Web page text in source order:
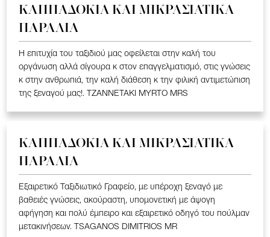
ΚΑΠΠΑΔΟΚΙΑ ΚΑΙ ΜΙΚΡΑΣΙΑΤΙΚΑ
ΠΑΡΑΛΙΑ
Η επιτυχία του ταξιδιού μας οφείλεται στην καλή του
οργάνωση αλλά σίγουρα κ στον επαγγελματισμό, στις γνώσεις
κ στην ανθρωπιά, την καλή διάθεση κ την φιλική αντιμετώπιση
της ξεναγού μας!. TZANNETAKI MYRTO MRS
ΚΑΠΠΑΔΟΚΙΑ ΚΑΙ ΜΙΚΡΑΣΙΑΤΙΚΑ
ΠΑΡΑΛΙΑ
Εξαιρετικό Ταξιδιωτικό Γραφείο, με υπέροχη ξεναγό με
βαθειές γνώσεις, ακούραστη, υπομονετική με άψογη
αφήγηση και πολύ έμπειρο και εξαιρετικό οδηγό του πούλμαν
μετακινήσεων. TSAGANOS DIMITRIOS MR